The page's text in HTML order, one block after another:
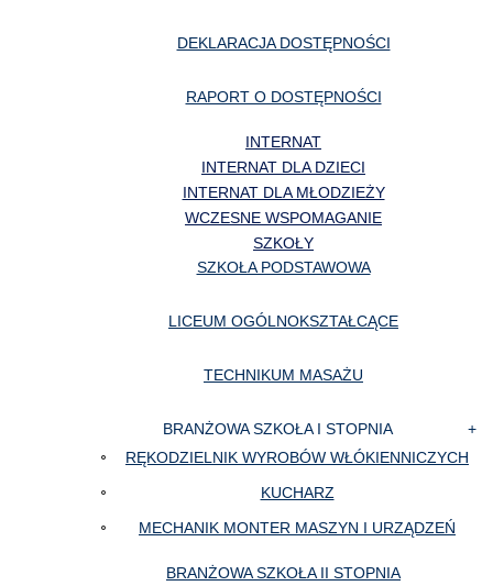
DEKLARACJA DOSTĘPNOŚCI
RAPORT O DOSTĘPNOŚCI
INTERNAT
INTERNAT DLA DZIECI
INTERNAT DLA MŁODZIEŻY
WCZESNE WSPOMAGANIE
SZKOŁY
SZKOŁA PODSTAWOWA
LICEUM OGÓLNOKSZTAŁCĄCE
TECHNIKUM MASAŻU
BRANŻOWA SZKOŁA I STOPNIA
RĘKODZIELNIK WYROBÓW WŁÓKIENNICZYCH
KUCHARZ
MECHANIK MONTER MASZYN I URZĄDZEŃ
BRANŻOWA SZKOŁA II STOPNIA